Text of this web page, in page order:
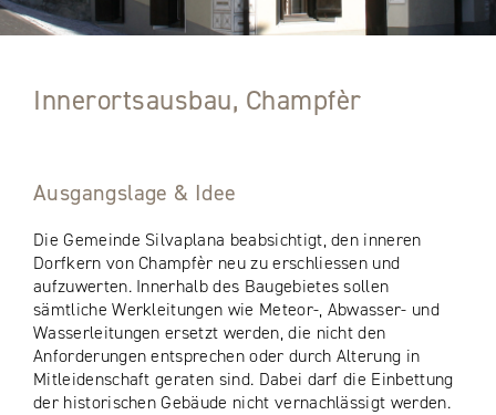
Innerortsausbau, Champfèr
Ausgangslage & Idee
Die Gemeinde Silvaplana beabsichtigt, den inneren
Dorfkern von Champfèr neu zu erschliessen und
aufzuwerten. Innerhalb des Baugebietes sollen
sämtliche Werkleitungen wie Meteor-, Abwasser- und
Wasserleitungen ersetzt werden, die nicht den
Anforderungen entsprechen oder durch Alterung in
Mitleidenschaft geraten sind. Dabei darf die Einbettung
der historischen Gebäude nicht vernachlässigt werden.